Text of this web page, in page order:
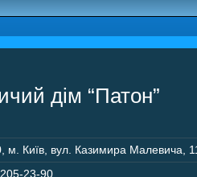
дім “Патон”
м. Київ, вул. Казимира Малевича,
23-90